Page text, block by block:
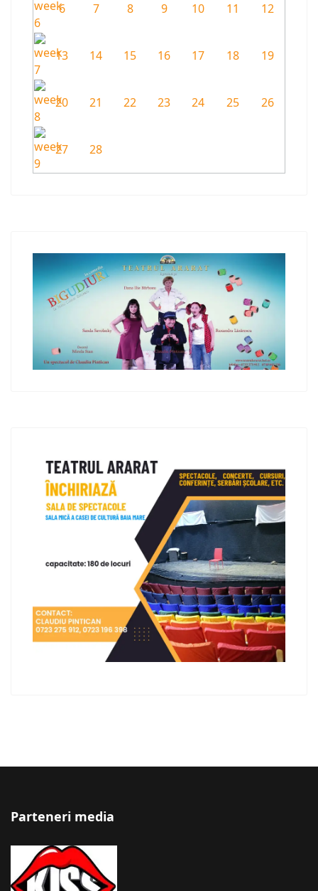
6 7 8 9 10 11 12
13 14 15 16 17 18 19
20 21 22 23 24 25 26
27 28
Parteneri media